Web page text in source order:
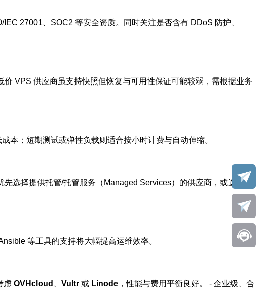
27001、SOC2 等安全资质。同时关注是否含有 DDoS 防护、
VPS 供应商虽支持快照但恢复与可用性保证可能较弱，需根据业务
本；短期测试或弹性负载则适合按小时计费与自动伸缩。
选择提供托管/托管服务（Managed Services）的供应商，或选择社
等工具的支持将大幅提高运维效率。
虑 OVHcloud Vultr 或 Linode ，性能与费用平衡良好。 - 企业级、合